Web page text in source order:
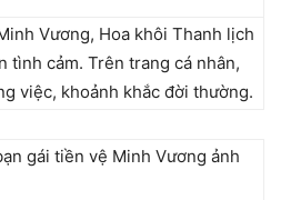
Vương, Hoa khôi Thanh lịch
tình cảm. Trên trang cá nhân,
việc, khoảnh khắc đời thường.